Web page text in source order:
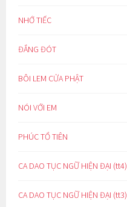
NHỚ TIẾC
ĐẮNG ĐÓT
BÔI LEM CỬA PHẬT
NÓI VỚI EM
PHÚC TỔ TIÊN
CA DAO TỤC NGỮ HIỆN ĐẠI (tt4)
CA DAO TỤC NGỮ HIỆN ĐẠI (tt3)